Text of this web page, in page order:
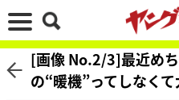
[画像 No.2/3]最近め
の“暖機”ってしなくて